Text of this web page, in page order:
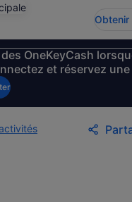
Obtenir
OneKeyCash
et réservez